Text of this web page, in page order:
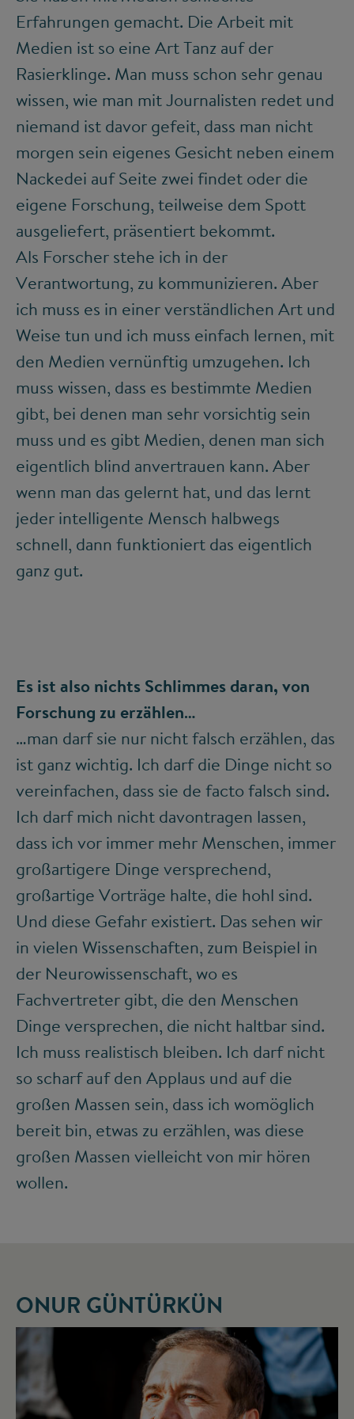
Erfahrungen gemacht. Die Arbeit mit
Medien ist so eine Art Tanz auf der
Rasierklinge. Man muss schon sehr genau
wissen, wie man mit Journalisten redet und
niemand ist davor gefeit, dass man nicht
morgen sein eigenes Gesicht neben einem
Nackedei auf Seite zwei findet oder die
eigene Forschung, teilweise dem Spott
ausgeliefert, präsentiert bekommt.
Als Forscher stehe ich in der
Verantwortung, zu kommunizieren. Aber
ich muss es in einer verständlichen Art und
Weise tun und ich muss einfach lernen, mit
den Medien vernünftig umzugehen. Ich
muss wissen, dass es bestimmte Medien
gibt, bei denen man sehr vorsichtig sein
muss und es gibt Medien, denen man sich
eigentlich blind anvertrauen kann. Aber
wenn man das gelernt hat, und das lernt
jeder intelligente Mensch halbwegs
schnell, dann funktioniert das eigentlich
ganz gut.
Es ist also nichts Schlimmes daran, von
Forschung zu erzählen…
…man darf sie nur nicht falsch erzählen, das
ist ganz wichtig. Ich darf die Dinge nicht so
vereinfachen, dass sie de facto falsch sind.
Ich darf mich nicht davontragen lassen,
dass ich vor immer mehr Menschen, immer
großartigere Dinge versprechend,
großartige Vorträge halte, die hohl sind.
Und diese Gefahr existiert. Das sehen wir
in vielen Wissenschaften, zum Beispiel in
der Neurowissenschaft, wo es
Fachvertreter gibt, die den Menschen
Dinge versprechen, die nicht haltbar sind.
Ich muss realistisch bleiben. Ich darf nicht
so scharf auf den Applaus und auf die
großen Massen sein, dass ich womöglich
bereit bin, etwas zu erzählen, was diese
großen Massen vielleicht von mir hören
wollen.
ONUR GÜNTÜRKÜN